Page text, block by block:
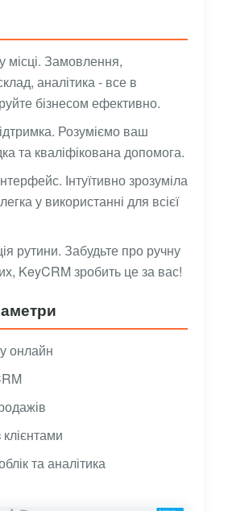
місці. Замовлення,
аналітика - все в
бізнесом ефективно.
Розуміємо ваш
та кваліфікована допомога.
Інтуїтивно зрозуміла
у використанні для всієї
рутини. Забудьте про ручну
KeyCRM зробить це за вас!
онлайн
клієнтами
та аналітика